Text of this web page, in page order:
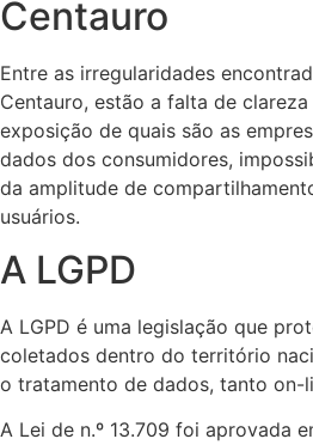
Centauro
Entre as irregularidades
Centauro, estão a falta de
exposição de quais são as
dados dos consumidores,
da amplitude de
usuários.
A LGPD
A LGPD é uma legislação que
coletados dentro do território
o tratamento de dados, tanto on-
A Lei de n.º 13.709 foi aprovada